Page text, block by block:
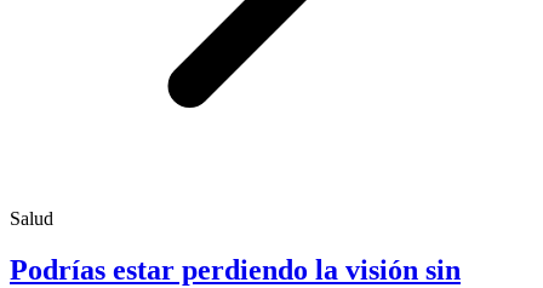
Salud
Podrías estar perdiendo la visión sin